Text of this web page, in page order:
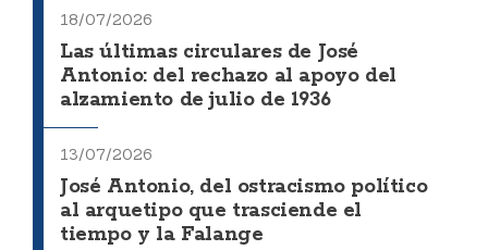
18/07/2026
Las últimas circulares de José
Antonio: del rechazo al apoyo del
alzamiento de julio de 1936
13/07/2026
José Antonio, del ostracismo político
al arquetipo que trasciende el
tiempo y la Falange